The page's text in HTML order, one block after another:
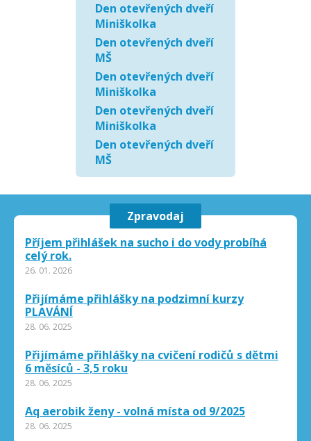
Den otevřených dveří
Miniškolka
Den otevřených dveří
MŠ
Den otevřených dveří
Miniškolka
Den otevřených dveří
Miniškolka
Den otevřených dveří
MŠ
Zpravodaj
Příjem přihlášek na sucho i do vody probíhá
celý rok.
26. 01. 2026
Přijímáme přihlášky na podzimní kurzy
PLAVÁNÍ
28. 06. 2025
Přijímáme přihlášky na cvičení rodičů s dětmi
6 měsíců - 3,5 roku
28. 06. 2025
Aq aerobik ženy - volná místa od 9/2025
28. 06. 2025